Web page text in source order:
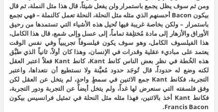
ومن ثم سوف يظل يجمع باستمرار ولن يفعل شيئاً، قال هذا مثل النملة، ثم قال
بيكون Bacon أحسنهم الذي مثله مثل النحلة، النحلة تعمل كالنملة – فهي تجمع
باستمرار – ولكن بخاصة غريبة فيها تُحيل هذه الأشياء التي تستمدها من رحيق
الأوراق والأزهار إلى مادة مُختلِفة تماماً، إلى عسل وإلى شمع، قال هذا الكامل،
هذا الفيلسوف الكامل، وهو سوف يكون فيلسوفاً تجريبياً وفي نفس الوقت
يعتمد على مباديء عقلية وقدرات في الإنسان، وهذا كان أولاً، ثانياً الذي طبَّق
هذه الخُطة في نظر بعض الناس كانط Kant، كانط Kant فعلاً اعتبر العقل
لكنه وضع له حدوداً، قال تُوجَد حدود مُعيَّنة ولا نستطيع أن نتعداها، واعتبر
التجربة، فكانط Kant جمع الاثنين في سمطٍ واحدٍ، لم يتخل عن العقل لكن
وفق فلسفته التي سنعرض لها غداً، ولم يتخل أيضاً عن التجربة ودور التجربة،
فكانط Kant أخذ بالاثنين، فهذا مثله مثل النحلة في تمثيل فرانسيس بيكون
Francis Bacon.